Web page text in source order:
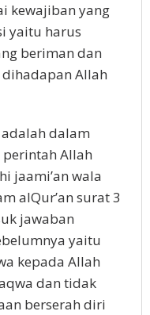
kewajiban yang
yaitu harus
beriman dan
Allah
dalam
Allah
jaami’an wala
alQur’an surat 3
jawaban
yaitu
kepada Allah
dan tidak
berserah diri